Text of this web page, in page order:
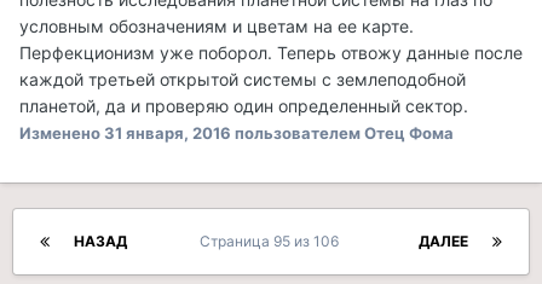
условным обозначениям и цветам на ее карте.
Перфекционизм уже поборол. Теперь отвожу данные после
каждой третьей открытой системы с землеподобной
планетой, да и проверяю один определенный сектор.
Изменено31 января, 2016 пользователем Отец Фома
НАЗАД ДАЛЕЕ
Страница 95 из 106